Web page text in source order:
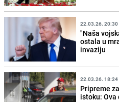
22.03.26. 20:30
"Naša
ostala u
invaziju
22.03.26. 18:24
Pripreme
istoku: